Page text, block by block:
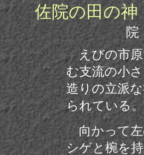
佐院の田の神
えびの市原
む支流の小
造りの立派
られている。
向かって左
シゲと椀を